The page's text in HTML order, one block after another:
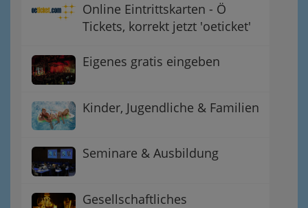
Online Eintrittskarten - Ö
Tickets, korrekt jetzt 'oeticket'
Eigenes gratis eingeben
Kinder, Jugendliche & Familien
Seminare & Ausbildung
Gesellschaftliches